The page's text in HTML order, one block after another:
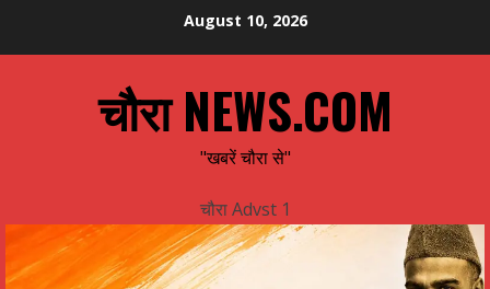
August 10, 2026
चौरा NEWS.COM
"खबरें चौरा से"
चौरा Advst 1